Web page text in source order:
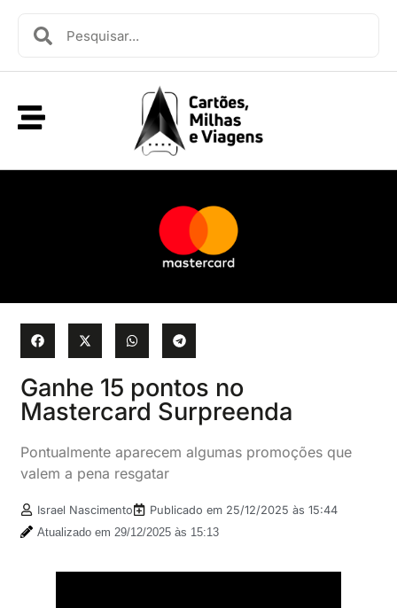
Ganhe 15 pontos no
Mastercard Surpreenda
Pontualmente aparecem algumas promoções que
valem a pena resgatar
Israel Nascimento Publicado em 25/12/2025 às 15:44
Atualizado em 29/12/2025 às 15:13